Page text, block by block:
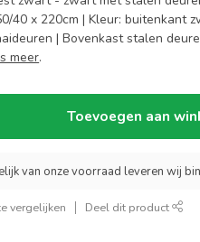
40 x 220cm | Kleur: buitenkant
| Bovenkast stalen
meer.
Toevoegen aan
van onze voorraad leveren wij
vergelijken Deel dit product